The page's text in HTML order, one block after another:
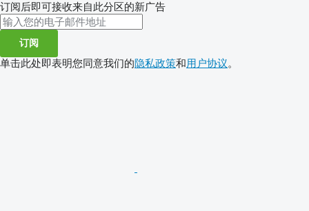
订阅后即可接收来自此分区的新广告
订阅
单击此处即表明您同意我们的隐私政策和用户协议。